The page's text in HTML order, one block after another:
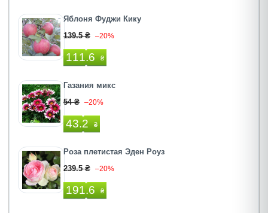
Яблоня Фуджи Кику
139.5 ₴ –20%
111.6 ₴
Газания микс
54 ₴ –20%
43.2 ₴
Роза плетистая Эден Роуз
239.5 ₴ –20%
191.6 ₴